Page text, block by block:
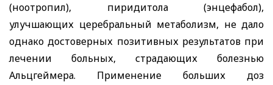
(ноотропил), пиридитола (энцефабол),
улучшающих церебральный метаболизм, не дало
однако достоверных позитивных результатов при
лечении больных, страдающих болезнью
Альцгеймера. Применение больших доз